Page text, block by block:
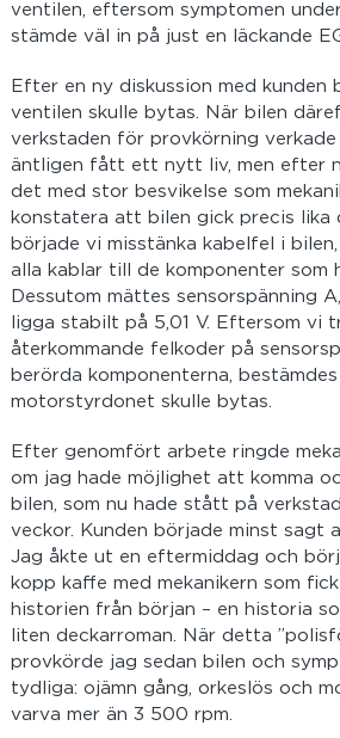
ventilen, eftersom symptomen
stämde väl in på just en läckande
Efter en ny diskussion med kunden
ventilen skulle bytas. När bilen
verkstaden för provkörning
äntligen fått ett nytt liv, men efter
det med stor besvikelse som
konstatera att bilen gick precis lika
började vi misstänka kabelfel i
alla kablar till de komponenter som
Dessutom mättes sensorspänning
ligga stabilt på 5,01 V. Eftersom vi
återkommande felkoder på
berörda komponenterna,
motorstyrdonet skulle bytas.
Efter genomfört arbete ringde
om jag hade möjlighet att komma
bilen, som nu hade stått på
veckor. Kunden började minst sagt
Jag åkte ut en eftermiddag och
kopp kaffe med mekanikern som
historien från början – en historia
liten deckarroman. När detta
provkörde jag sedan bilen och
tydliga: ojämn gång, orkeslös och
varva mer än 3 500 rpm.